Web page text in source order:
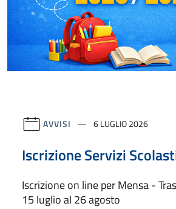
AVVISI 6 LUGLIO 2026
Iscrizione Servizi
Iscrizione on line per Mensa -
15 luglio al 26 agosto